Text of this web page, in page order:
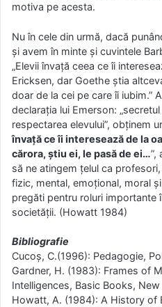
motiva pe acesta.
Nu în cele din urmă, dacă
şi avem în minte şi cuvintele
„Elevii învaţă ceea ce îi
Ericksen, dar Goethe ştia
doar de la cei pe care îi iubim.”
declaraţia lui Emerson:
respectarea elevului”, obţinem
învaţă ce îi interesează de la
cărora, ştiu ei, le pasă de ei…”,
să ne atingem ţelul ca
fizic, mental, emoţional, moral
pregăti pentru roluri importante
societăţii. (Howatt 1984)
Bibliografie
Cucoş, C.(1996): Pedagogie,
Gardner, H. (1983): Frames of
Intelligences, Basic Books, New
Howatt, A. (1984): A History of